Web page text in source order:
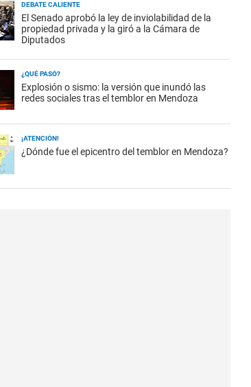
DEBATE CALIENTE
El Senado aprobó la ley de inviolabilidad de la
propiedad privada y la giró a la Cámara de
Diputados
¿QUÉ PASÓ?
Explosión o sismo: la versión que inundó las
redes sociales tras el temblor en Mendoza
¡ATENCIÓN!
¿Dónde fue el epicentro del temblor en Mendoza?